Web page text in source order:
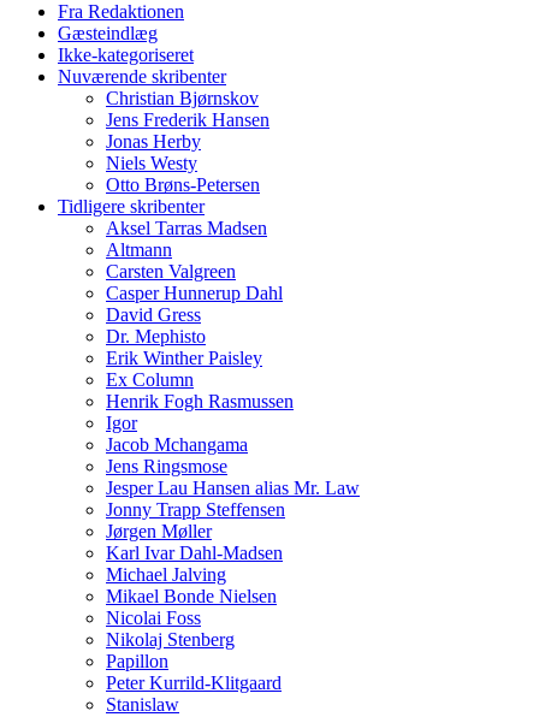
Fra Redaktionen
Gæsteindlæg
Ikke-kategoriseret
Nuværende skribenter
Christian Bjørnskov
Jens Frederik Hansen
Jonas Herby
Niels Westy
Otto Brøns-Petersen
Tidligere skribenter
Aksel Tarras Madsen
Altmann
Carsten Valgreen
Casper Hunnerup Dahl
David Gress
Dr. Mephisto
Erik Winther Paisley
Ex Column
Henrik Fogh Rasmussen
Igor
Jacob Mchangama
Jens Ringsmose
Jesper Lau Hansen alias Mr. Law
Jonny Trapp Steffensen
Jørgen Møller
Karl Ivar Dahl-Madsen
Michael Jalving
Mikael Bonde Nielsen
Nicolai Foss
Nikolaj Stenberg
Papillon
Peter Kurrild-Klitgaard
Stanislaw